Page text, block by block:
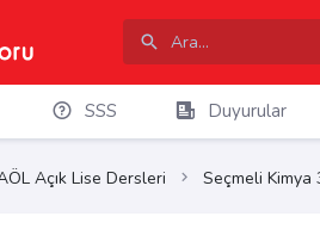
SSS Duyurular
Açık Lise Dersleri Seçmeli Kimya